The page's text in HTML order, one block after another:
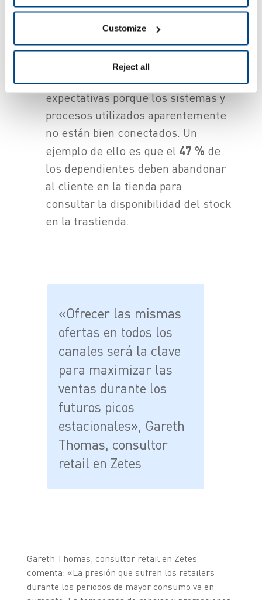
Customize
Reject all
Los clientes que compran en el
punto de venta físico durante los
periodos de mayor consumo pero
disponen de poco tiempo, también
constatan que no se cumplen sus
expectativas porque los sistemas y
procesos utilizados aparentemente
no están bien conectados. Un
ejemplo de ello es que el 47 % de
los dependientes deben abandonar
al cliente en la tienda para
consultar la disponibilidad del stock
en la trastienda.
«Ofrecer las mismas
ofertas en todos los
canales será la clave
para maximizar las
ventas durante los
futuros picos
estacionales», Gareth
Thomas, consultor
retail en Zetes
Gareth Thomas, consultor retail en Zetes
comenta: «La presión que sufren los retailers
durante los periodos de mayor consumo va en